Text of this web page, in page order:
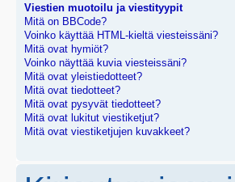
Viestien muotoilu ja viestityypit
Mitä on BBCode?
Voinko käyttää HTML-kieltä viesteissäni?
Mitä ovat hymiöt?
Voinko näyttää kuvia viesteissäni?
Mitä ovat yleistiedotteet?
Mitä ovat tiedotteet?
Mitä ovat pysyvät tiedotteet?
Mitä ovat lukitut viestiketjut?
Mitä ovat viestiketjujen kuvakkeet?